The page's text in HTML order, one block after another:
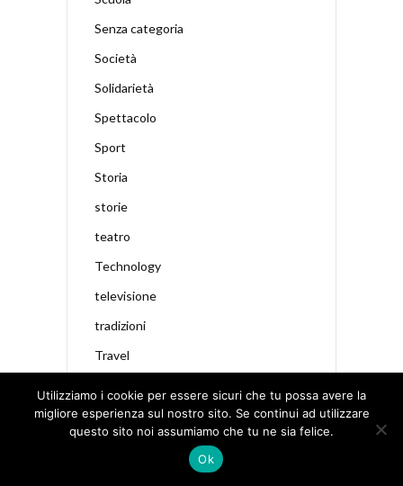
Senza categoria
Società
Solidarietà
Spettacolo
Sport
Storia
storie
teatro
Technology
televisione
tradizioni
Travel
Video del giorno
Utilizziamo i cookie per essere sicuri che tu possa avere la
migliore esperienza sul nostro sito. Se continui ad utilizzare
questo sito noi assumiamo che tu ne sia felice.
Ok